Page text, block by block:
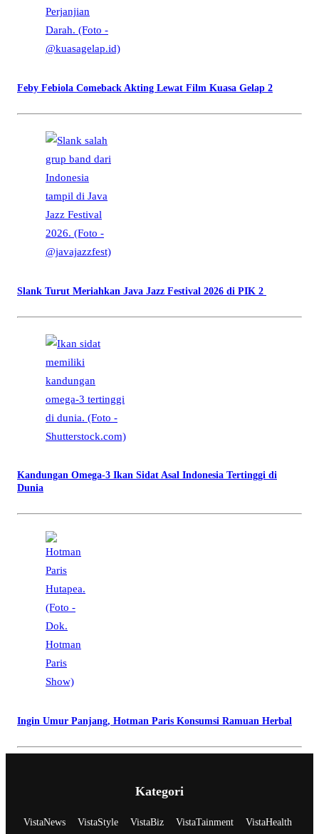
Feby Febiola Comeback Akting Lewat Film Kuasa Gelap 2
Slank Turut Meriahkan Java Jazz Festival 2026 di PIK 2
Kandungan Omega-3 Ikan Sidat Asal Indonesia Tertinggi di
Dunia
Ingin Umur Panjang, Hotman Paris Konsumsi Ramuan Herbal
Kategori
VistaNews VistaStyle VistaBiz VistaTainment VistaHealth